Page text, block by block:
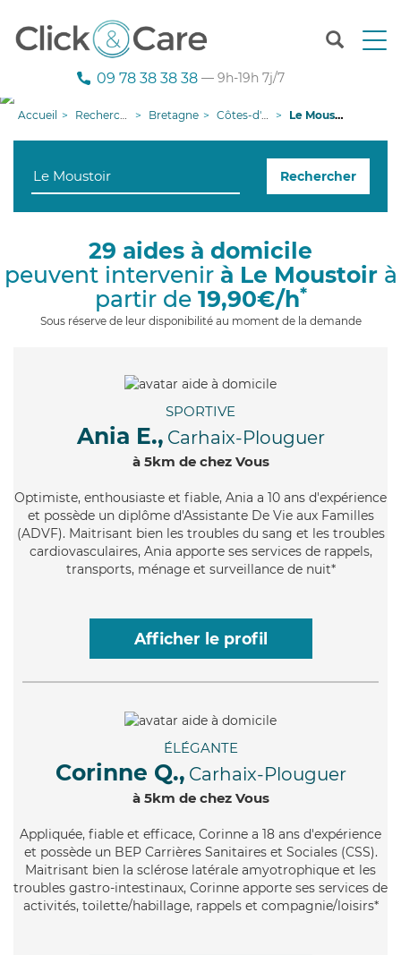
T
n
g
i
09 78 38 38 38 — 9h-19h 7j/7
Accueil Recherche aide à domicile Bretagne Côtes-d'armor Le Moustoir
Rechercher
29 aides à domicile
peuvent intervenir à Le Moustoirà
partir de 19,90€/h*
Sous réserve de leur disponibilité au moment de la demande
SPORTIVE
Ania E., Carhaix-Plouguer
à 5km de chez Vous
Optimiste, enthousiaste et fiable, Ania a 10 ans d'expérience
et possède un diplôme d'Assistante De Vie aux Familles
(ADVF). Maitrisant bien les troubles du sang et les troubles
cardiovasculaires, Ania apporte ses services de rappels,
transports, ménage et surveillance de nuit*
Afficher le profil
ÉLÉGANTE
Corinne Q., Carhaix-Plouguer
à 5km de chez Vous
Appliquée, fiable et efficace, Corinne a 18 ans d'expérience
et possède un BEP Carrières Sanitaires et Sociales (CSS).
Maitrisant bien la sclérose latérale amyotrophique et les
troubles gastro-intestinaux, Corinne apporte ses services de
activités, toilette/habillage, rappels et compagnie/loisirs*